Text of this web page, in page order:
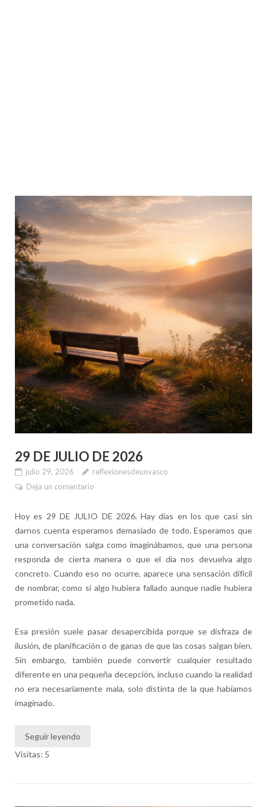
29 DE JULIO DE 2026
julio 29, 2026
reflexionesdeunvasco
Deja un comentario
Hoy es 29 DE JULIO DE 2026. Hay días en los que casi sin
darnos cuenta esperamos demasiado de todo. Esperamos que
una conversación salga como imaginábamos, que una persona
responda de cierta manera o que el día nos devuelva algo
concreto. Cuando eso no ocurre, aparece una sensación difícil
de nombrar, como si algo hubiera fallado aunque nadie hubiera
prometido nada.
Esa presión suele pasar desapercibida porque se disfraza de
ilusión, de planificación o de ganas de que las cosas salgan bien.
Sin embargo, también puede convertir cualquier resultado
diferente en una pequeña decepción, incluso cuando la realidad
no era necesariamente mala, solo distinta de la que habíamos
imaginado.
Seguir leyendo
Visitas: 5